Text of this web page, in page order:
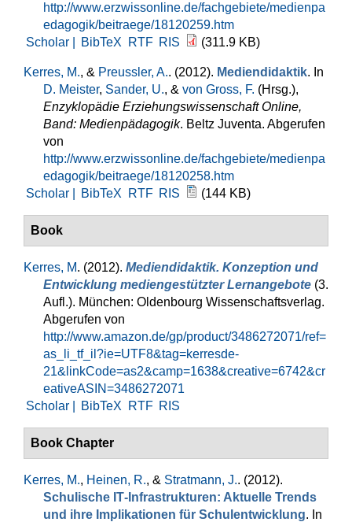
http://www.erzwissonline.de/fachgebiete/medienpa
edagogik/beitraege/18120259.htm
Scholar |
BibTeX RTF RIS (311.9 KB)
Kerres, M., & Preussler, A.. (2012). Mediendidaktik. In
D. Meister, Sander, U., & von Gross, F. (Hrsg.),
Enzyklopädie Erziehungswissenschaft Online,
Band: Medienpädagogik. Beltz Juventa. Abgerufen
von
http://www.erzwissonline.de/fachgebiete/medienpa
edagogik/beitraege/18120258.htm
Scholar |
BibTeX RTF RIS (144 KB)
Book
Kerres, M. (2012). Mediendidaktik. Konzeption und
Entwicklung mediengestützter Lernangebote (3.
Aufl.). München: Oldenbourg Wissenschaftsverlag.
Abgerufen von
http://www.amazon.de/gp/product/3486272071/ref=
as_li_tf_il?ie=UTF8&tag=kerresde-
21&linkCode=as2&camp=1638&creative=6742&cr
eativeASIN=3486272071
Scholar |
BibTeX RTF RIS
Book Chapter
Kerres, M., Heinen, R., & Stratmann, J.. (2012).
Schulische IT‐Infrastrukturen: Aktuelle Trends
und ihre Implikationen für Schulentwicklung. In